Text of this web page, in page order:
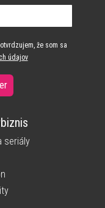
že som sa
údajov
seriály